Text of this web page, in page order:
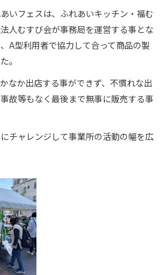
いフェスは、ふれあいキッチン・福む
人むすび会が事務局を運営する事とな
A型利用者で協力して合って商品の製
。
なか出店する事ができず、不慣れな出
故等もなく最後まで無事に販売する事
チャレンジして事業所の活動の幅を広